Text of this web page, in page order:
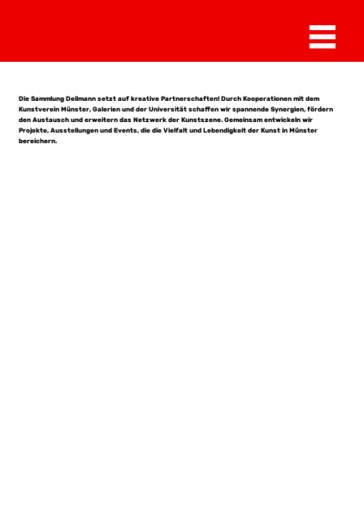
Die Sammlung Deilmann setzt auf kreative Partnerschaften! Durch Kooperationen mit dem
Kunstverein Münster, Galerien und der Universität schaffen wir spannende Synergien, fördern
den Austausch und erweitern das Netzwerk der Kunstszene. Gemeinsam entwickeln wir
Projekte, Ausstellungen und Events, die die Vielfalt und Lebendigkeit der Kunst in Münster
bereichern.